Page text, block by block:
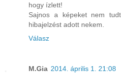
hogy ízlett!
Sajnos a képeket nem
hibajelzést adott nekem.
Válasz
M.Gia 2014. április 1. 21:08